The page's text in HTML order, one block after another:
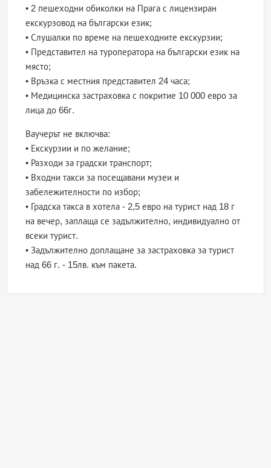
• 2 пешеходни обиколки на Прага с лицензиран
екскурзовод на български език;
• Слушалки по време на пешеходните екскурзии;
• Представител на туроператора на български език на
място;
• Връзка с местния представител 24 часа;
• Медицинска застраховка с покритие 10 000 евро за
лица до 66г.
Ваучерът не включва:
• Екскурзии и по желание;
• Разходи за градски транспорт;
• Входни такси за посещавани музеи и
забележителности по избор;
• Градска такса в хотела - 2,5 евро на турист над 18 г
на вечер, заплаща се задължително, индивидуално от
всеки турист.
• Задължително доплащане за застраховка за турист
над 66 г. - 15лв. към пакета.